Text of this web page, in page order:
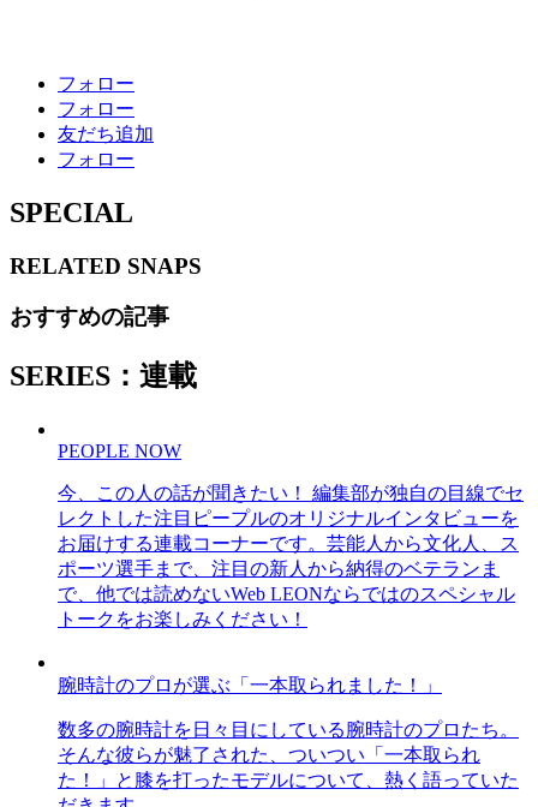
フォロー
フォロー
友だち追加
フォロー
SPECIAL
RELATED SNAPS
おすすめの記事
SERIES：連載
PEOPLE NOW
今、この人の話が聞きたい！ 編集部が独自の目線でセ
レクトした注目ピープルのオリジナルインタビューを
お届けする連載コーナーです。芸能人から文化人、ス
ポーツ選手まで、注目の新人から納得のベテランま
で、他では読めないWeb LEONならではのスペシャル
トークをお楽しみください！
腕時計のプロが選ぶ「一本取られました！」
数多の腕時計を日々目にしている腕時計のプロたち。
そんな彼らが魅了された、ついつい「一本取られ
た！」と膝を打ったモデルについて、熱く語っていた